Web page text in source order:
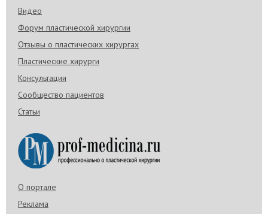
Видео
Форум пластической хирургии
Отзывы о пластических хирургах
Пластические хирурги
Консультации
Сообщество пациентов
Статьи
О портале
Реклама